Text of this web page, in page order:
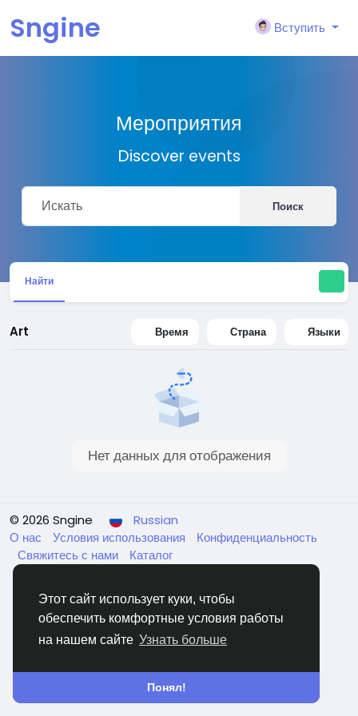
Этот сайт использует куки, чтобы
обеспечить комфортные условия работы
на нашем сайте Узнать больше
Понял!
Sngine Вступить
Мероприятия
Discover events
Поиск
Найти
Art Время Страна Языки
Нет данных для отображения
© 2026 Sngine
Russian
О нас
Условия использования
Конфиденциальность
Свяжитесь с нами
Каталог